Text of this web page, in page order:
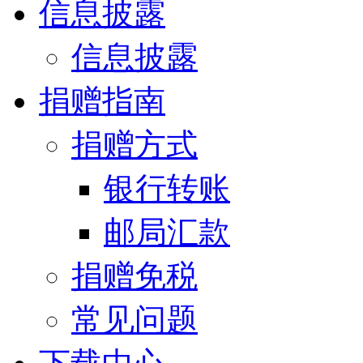
信息披露
信息披露
捐赠指南
捐赠方式
银行转账
邮局汇款
捐赠免税
常见问题